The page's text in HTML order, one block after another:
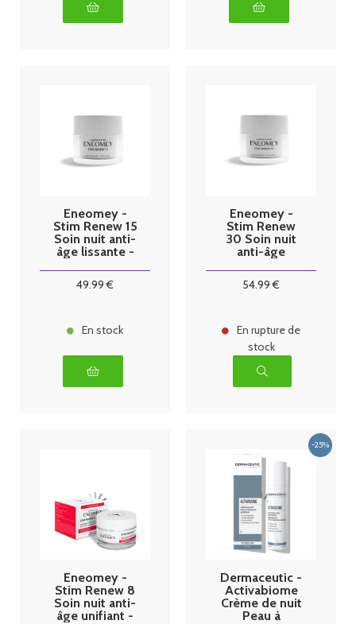
Eneomey -
Stim Renew 15
Soin nuit anti-
âge lissante -
49.99 €
En stock
Eneomey -
Stim Renew
30 Soin nuit
anti-âge
54.99 €
En rupture de
stock
Eneomey -
Stim Renew 8
Soin nuit anti-
âge unifiant -
Dermaceutic -
Activabiome
Crème de nuit
Peau à